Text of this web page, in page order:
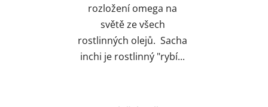
rozložení omega na
světě ze všech
rostlinných olejů. Sacha
inchi je rostlinný "rybí...